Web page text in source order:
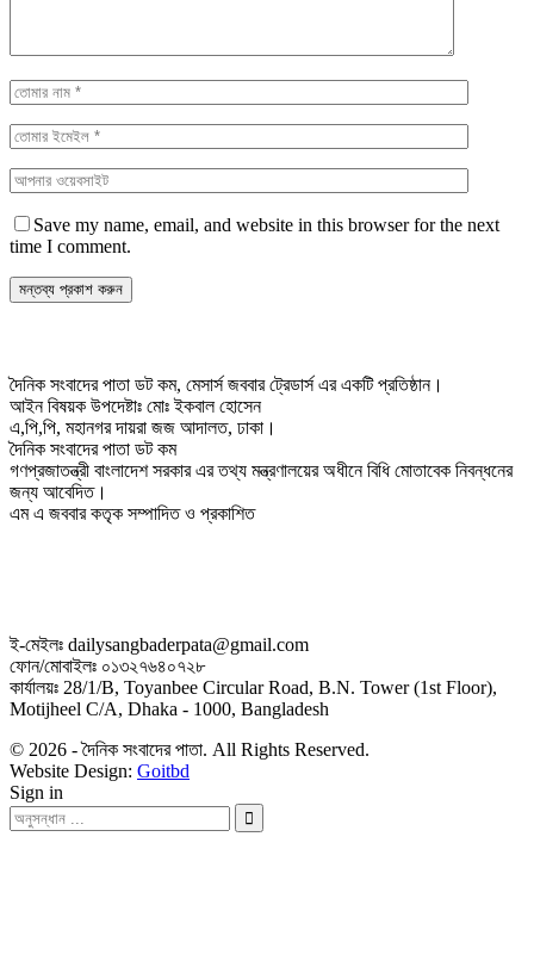
Save my name, email, and website in this browser for the next
time I comment.
দৈনিক সংবাদের পাতা ডট কম, মেসার্স জববার ট্রেডার্স এর একটি প্রতিষ্ঠান।
আইন বিষয়ক উপদেষ্টাঃ মোঃ ইকবাল হোসেন
এ,পি,পি, মহানগর দায়রা জজ আদালত, ঢাকা।
দৈনিক সংবাদের পাতা ডট কম
গণপ্রজাতন্ত্রী বাংলাদেশ সরকার এর তথ্য মন্ত্রণালয়ের অধীনে বিধি মোতাবেক নিবন্ধনের
জন্য আবেদিত।
এম এ জববার কতৃক সম্পাদিত ও প্রকাশিত
ই-মেইলঃ dailysangbaderpata@gmail.com
ফোন/মোবাইলঃ ০১৩২৭৬৪০৭২৮
কার্যালয়ঃ 28/1/B, Toyanbee Circular Road, B.N. Tower (1st Floor),
Motijheel C/A, Dhaka - 1000, Bangladesh
© 2026 - দৈনিক সংবাদের পাতা. All Rights Reserved.
Website Design: Goitbd
Sign in